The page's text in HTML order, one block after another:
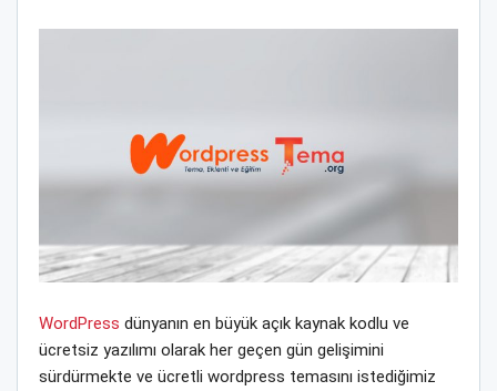
WordPress dünyanın en büyük açık kaynak kodlu ve
ücretsiz yazılımı olarak her geçen gün gelişimini
sürdürmekte ve ücretli wordpress temasını istediğimiz